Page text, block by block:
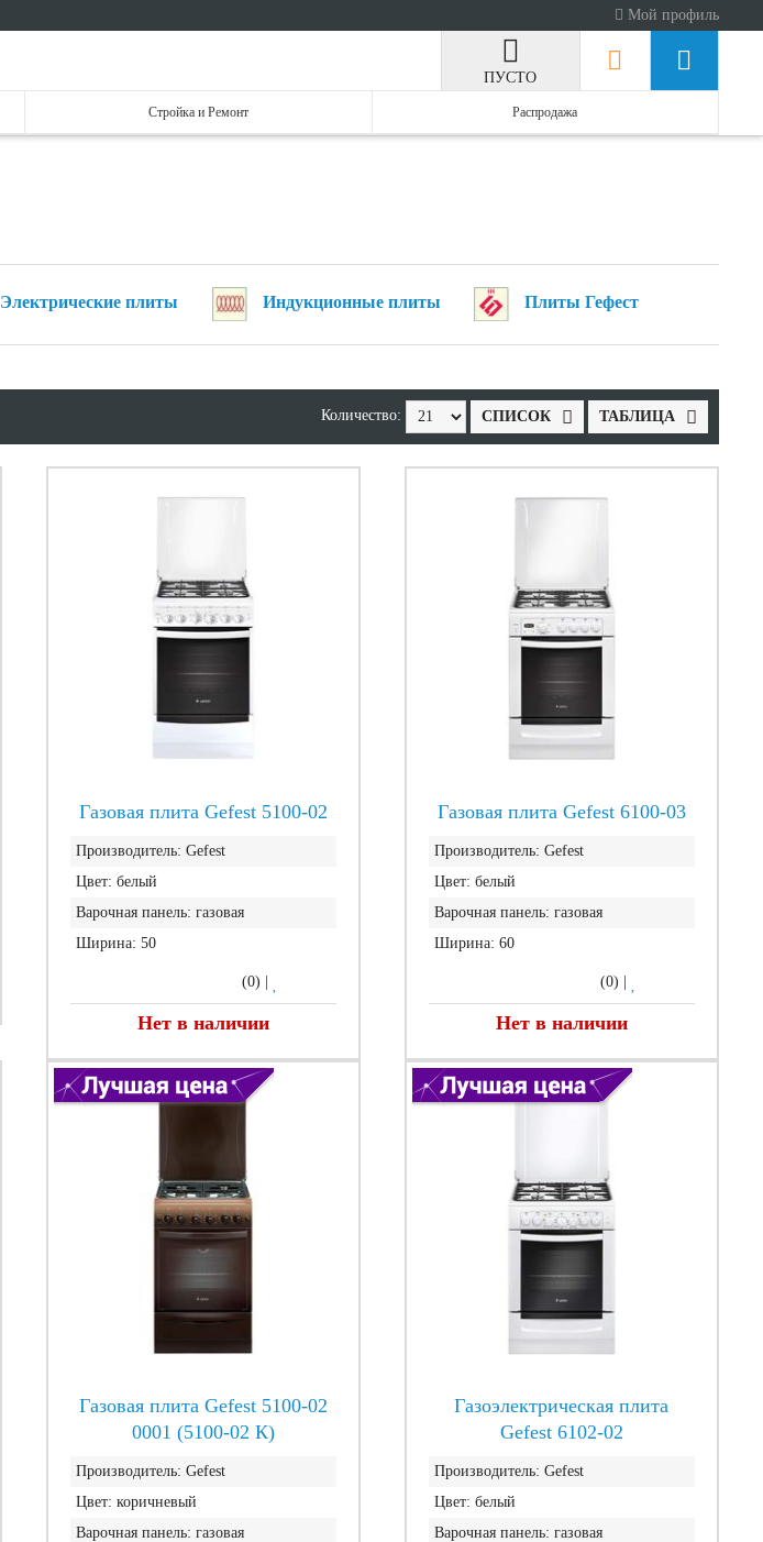
Мой профиль
ПУСТО
Стройка и Ремонт Распродажа
Электрические плиты Индукционные плиты Плиты Гефест
Количество: СПИСОК ТАБЛИЦА
Газовая плита Gefest 5100-02
Производитель: Gefest
Цвет: белый
Варочная панель: газовая
Ширина: 50
(0)
Нет в наличии
Газовая плита Gefest 6100-03
Производитель: Gefest
Цвет: белый
Варочная панель: газовая
Ширина: 60
(0)
Нет в наличии
Газовая плита Gefest 5100-02
0001 (5100-02 К)
Производитель: Gefest
Цвет: коричневый
Варочная панель: газовая
Газоэлектрическая плита
Gefest 6102-02
Производитель: Gefest
Цвет: белый
Варочная панель: газовая